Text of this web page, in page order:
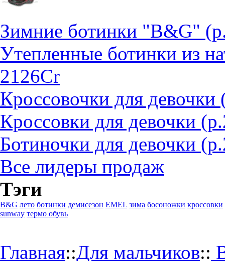
Зимние ботинки "B&G"
Утепленные ботинки из
2126Cr
Кроссовочки для
Кроссовки для девочки
Ботиночки для девочки
Все лидеры продаж
Тэги
B&G лето ботинки демисезон EMEL зима босоножки кроссовки
sunway термо обувь
Главная::Для мальчиков::